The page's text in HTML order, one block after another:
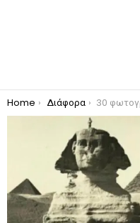
You are here:
Home Διάφορα 30 φωτογραφίες που σας δείχνουν, πως ήταν